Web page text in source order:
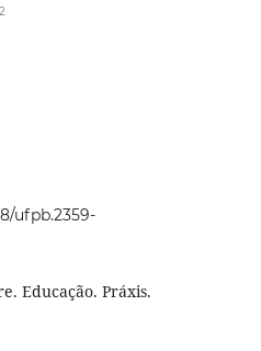
ufpb.2359-
Educação. Práxis.